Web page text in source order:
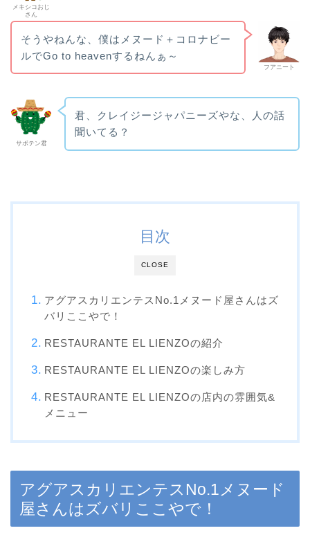
メキシコおじ
さん
フアニート
そうやねんな、僕はメヌード＋コロナビー
ルでGo to heavenするねんぁ～
サボテン君
君、クレイジージャパニーズやな、人の話
聞いてる？
CLOSE
目次
アグアスカリエンテスNo.1メヌード屋さんはズ
バリここやで！
RESTAURANTE EL LIENZOの紹介
RESTAURANTE EL LIENZOの楽しみ方
RESTAURANTE EL LIENZOの店内の雰囲気&
メニュー
アグアスカリエンテスNo.1メヌード
屋さんはズバリここやで！